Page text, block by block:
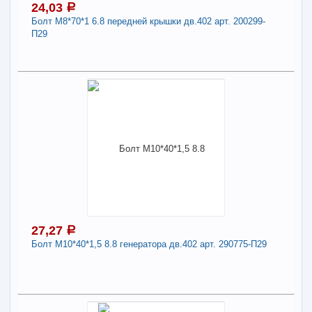
- + 27,05 a
24,03 a
Болт М8*70*1 6.8 передней крышки дв.402 арт. 200299-
П29
Наличие товара в магазинах уточняйте по телефону
- + 24,03 a
27,27 a
Болт М10*40*1,5 8.8 генератора дв.402 арт. 290775-П29